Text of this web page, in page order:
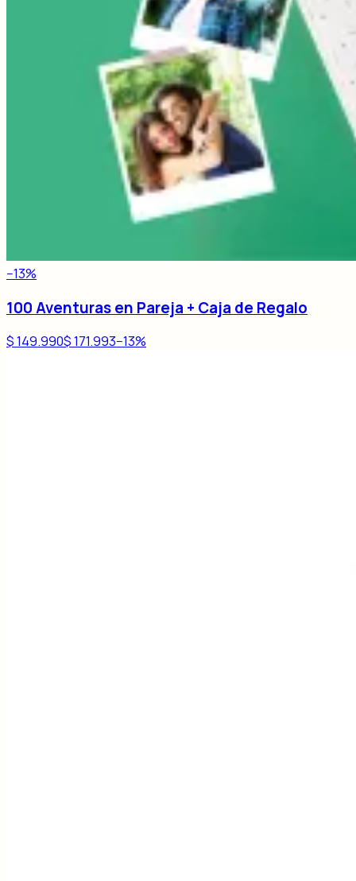
−13%
100 Aventuras en Pareja + Caja de Regalo
$ 149.990$ 171.993−13%